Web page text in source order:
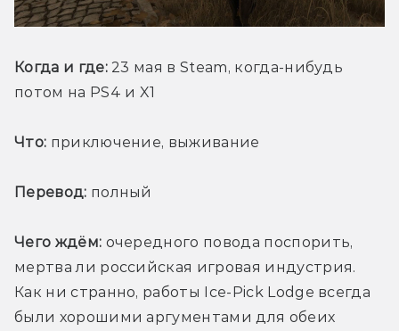
Когда и где: 23 мая в Steam, когда-нибудь
потом на PS4 и X1
Что: приключение, выживание
Перевод: полный
Чего ждём: очередного повода поспорить,
мертва ли российская игровая индустрия.
Как ни странно, работы Ice-Pick Lodge всегда
были хорошими аргументами для обеих